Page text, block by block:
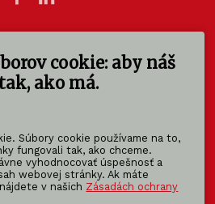
cookie: aby náš
ako má.
Súbory cookie používame na to,
fungovali tak, ako chceme.
vyhodnocovať úspešnosť a
webovej stránky. Ak máte
v našich Zásadách ochrany
SLOVAKIA s.r.o.
Štúrova 140
Nitra - Mlynárce
slovakia.sk
421 37 6518 325